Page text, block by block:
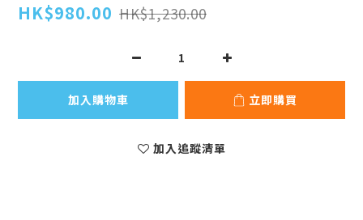
HK$980.00 HK$1,230.00
加入購物車 立即購買
加入追蹤清單